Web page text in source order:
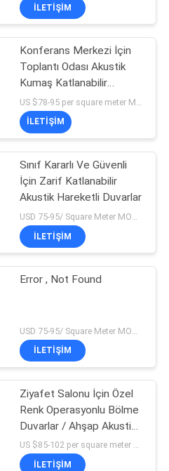
İLETIŞIM
Konferans Merkezi İçin
Toplantı Odası Akustik
Kumaş Katlanabilir
Hareketli Duvar Bölümleri
İLETIŞIM
Sınıf Kararlı Ve Güvenli
İçin Zarif Katlanabilir
Akustik Hareketli Duvarlar
İLETIŞIM
Error , Not Found
İLETIŞIM
Ziyafet Salonu İçin Özel
Renk Operasyonlu Bölme
Duvarlar / Ahşap Akustik
Hareketli Duvar
US $85-102 per square meter MOQ:Hiçbir moq, küçük bir miktar karşıladı
İLETIŞIM